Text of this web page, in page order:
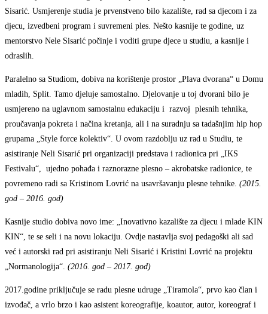
Sisarić. Usmjerenje studia je prvenstveno bilo kazalište, rad sa djecom i za
djecu, izvedbeni program i suvremeni ples. Nešto kasnije te godine, uz
mentorstvo Nele Sisarić počinje i voditi grupe djece u studiu, a kasnije i
odraslih.
Paralelno sa Studiom, dobiva na korištenje prostor „Plava dvorana“ u Domu
mladih, Split. Tamo djeluje samostalno. Djelovanje u toj dvorani bilo je
usmjereno na uglavnom samostalnu edukaciju i razvoj plesnih tehnika,
proučavanja pokreta i načina kretanja, ali i na suradnju sa tadašnjim hip hop
grupama „Style force kolektiv“. U ovom razdoblju uz rad u Studiu, te
asistiranje Neli Sisarić pri organizaciji predstava i radionica pri „IKS
Festivalu“, ujedno pohađa i raznorazne plesno – akrobatske radionice, te
povremeno radi sa Kristinom Lovrić na usavršavanju plesne tehnike. (2015.
god – 2016. god)
Kasnije studio dobiva novo ime: „Inovativno kazalište za djecu i mlade KIN
KIN“, te se seli i na novu lokaciju. Ovdje nastavlja svoj pedagoški ali sad
već i autorski rad pri asistiranju Neli Sisarić i Kristini Lovrić na projektu
„Normanologija“. (2016. god – 2017. god)
2017.godine priključuje se radu plesne udruge „Tiramola“, prvo kao član i
izvođač, a vrlo brzo i kao asistent koreografije, koautor, autor, koreograf i